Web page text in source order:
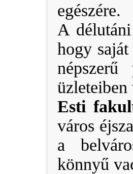
egészére.
A
hogy
népszerű
üzleteiben
Esti
város
a
könnyű